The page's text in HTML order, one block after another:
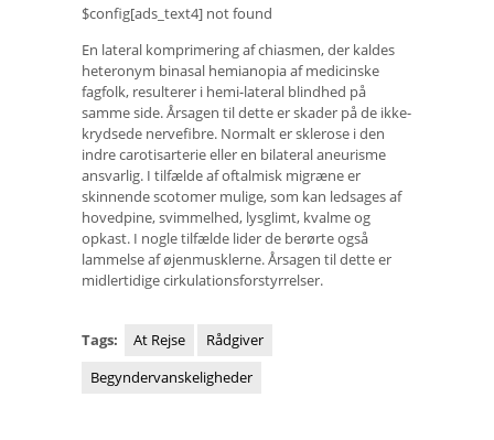
$config[ads_text4] not found
En lateral komprimering af chiasmen, der kaldes
heteronym binasal hemianopia af medicinske
fagfolk, resulterer i hemi-lateral blindhed på
samme side. Årsagen til dette er skader på de ikke-
krydsede nervefibre. Normalt er sklerose i den
indre carotisarterie eller en bilateral aneurisme
ansvarlig. I tilfælde af oftalmisk migræne er
skinnende scotomer mulige, som kan ledsages af
hovedpine, svimmelhed, lysglimt, kvalme og
opkast. I nogle tilfælde lider de berørte også
lammelse af øjenmusklerne. Årsagen til dette er
midlertidige cirkulationsforstyrrelser.
Tags: At Rejse
Rådgiver
Begyndervanskeligheder